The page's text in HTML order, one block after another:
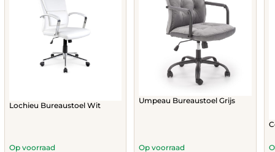
Lochieu Bureaustoel Wit
Op voorraad
Umpeau Bureaustoel Grijs
Op voorraad